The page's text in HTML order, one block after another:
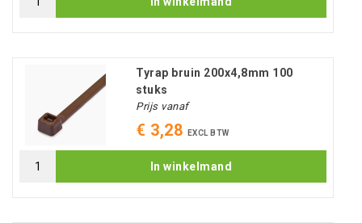
Tyrap bruin 200x4,8mm 100
stuks
Prijs vanaf
€ 3,28 EXCL BTW
In winkelmand